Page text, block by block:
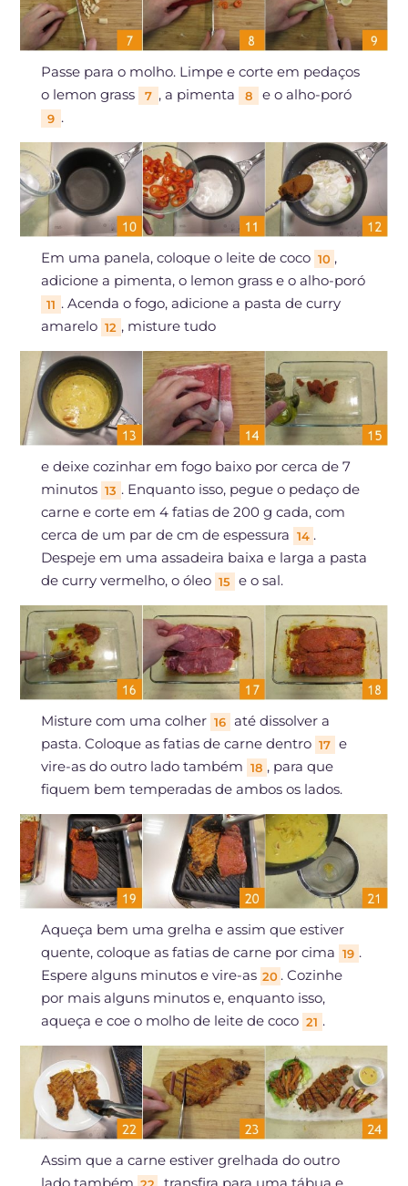
Passe para o molho. Limpe e corte em pedaços
o lemon grass
7 , a pimenta 8 e o alho-poró
9 .
Em uma panela, coloque o leite de coco 10 ,
adicione a pimenta, o lemon grass e o alho-poró
11 . Acenda o fogo, adicione a pasta de curry
amarelo 12 , misture tudo
e deixe cozinhar em fogo baixo por cerca de 7
minutos 13 . Enquanto isso, pegue o pedaço de
carne e corte em 4 fatias de 200 g cada, com
cerca de um par de cm de espessura 14 .
Despeje em uma assadeira baixa e larga a pasta
de curry vermelho, o óleo 15 e o sal.
Misture com uma colher 16 até dissolver a
pasta. Coloque as fatias de carne dentro 17 e
vire-as do outro lado também 18 , para que
fiquem bem temperadas de ambos os lados.
Aqueça bem uma grelha e assim que estiver
quente, coloque as fatias de carne por cima 19 .
Espere alguns minutos e vire-as 20 . Cozinhe
por mais alguns minutos e, enquanto isso,
aqueça e coe o molho de leite de coco 21 .
Assim que a carne estiver grelhada do outro